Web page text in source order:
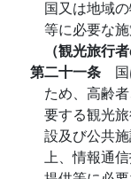
国又は地域
等に必要な
（観光旅行
第二十一条
ため、高齢
要する観光
設及び公共
上、情報通